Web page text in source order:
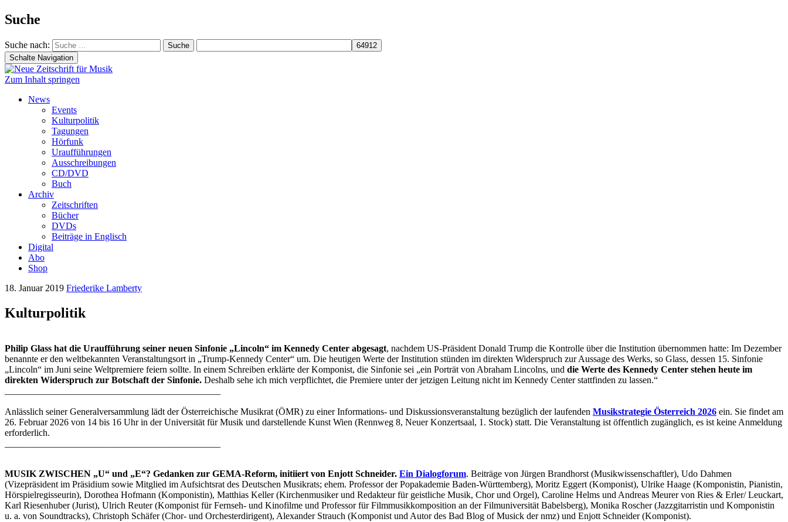
Suche
Suche nach:
Schalte Navigation
Zum Inhalt springen
News
Events
Kulturpolitik
Tagungen
Hörfunk
Uraufführungen
Ausschreibungen
CD/DVD
Buch
Archiv
Zeitschriften
Bücher
DVDs
Beiträge in Englisch
Digital
Abo
Shop
18. Januar 2019 Friederike Lamberty
Kulturpolitik
Philip Glass hat die Uraufführung seiner neuen Sinfonie „Lincoln“ im Kennedy Center abgesagt, nachdem US-Präsident Donald Trump die Kontrolle über die Institution übernommen hatte: Im Dezember
benannte er den weltbekannten Veranstaltungsort in „Trump-Kennedy Center“ um. Die heutigen Werte der Institution stünden im direkten Widerspruch zur Aussage des Werks, so Glass, dessen 15. Sinfonie
„Lincoln“ im Juni seine Weltpremiere feiern sollte. In einem Schreiben erklärte der Komponist, die Sinfonie sei „ein Porträt von Abraham Lincolns, und die Werte des Kennedy Center stehen heute im
direkten Widerspruch zur Botschaft der Sinfonie. Deshalb sehe ich mich verpflichtet, die Premiere unter der jetzigen Leitung nicht im Kennedy Center stattfinden zu lassen.“
Anlässlich seiner Generalversammlung lädt der Österreichische Musikrat (ÖMR) zu einer Informations- und Diskussionsveranstaltung bezüglich der laufenden Musikstrategie Österreich 2026 ein. Sie findet am
26. Februar 2026 von 14 bis 16 Uhr in der Universität für Musik und darstellende Kunst Wien (Rennweg 8, Neuer Konzertsaal, 1. Stock) statt. Die Veranstaltung ist öffentlich zugänglich, es ist keine Anmeldung
erforderlich.
MUSIK ZWISCHEN „U“ und „E“? Gedanken zur GEMA-Reform, initiiert von Enjott Schneider. Ein Dialogforum. Beiträge von Jürgen Brandhorst (Musikwissenschaftler), Udo Dahmen
(Vizepräsident im Präsidium sowie Mitglied im Aufsichtsrat des Deutschen Musikrats; ehem. Professor der Popakademie Baden-Württemberg), Moritz Eggert (Komponist), Ulrike Haage (Komponistin, Pianistin,
Hörspielregisseurin), Dorothea Hofmann (Komponistin), Matthias Keller (Kirchenmusiker und Redakteur für geistliche Musik, Chor und Orgel), Caroline Helms und Andreas Meurer von Ries & Erler/ Leuckart,
Karl Riesenhuber (Jurist), Ulrich Reuter (Komponist für Fernseh- und Kinofilme und Professor für Filmmusikkomposition an der Filmuniversität Babelsberg), Monika Roscher (Jazzgitarristin und Komponistin
u. a. von Soundtracks), Christoph Schäfer (Chor- und Orchesterdirigent), Alexander Strauch (Komponist und Autor des Bad Blog of Musick der nmz) und Enjott Schneider (Komponist).